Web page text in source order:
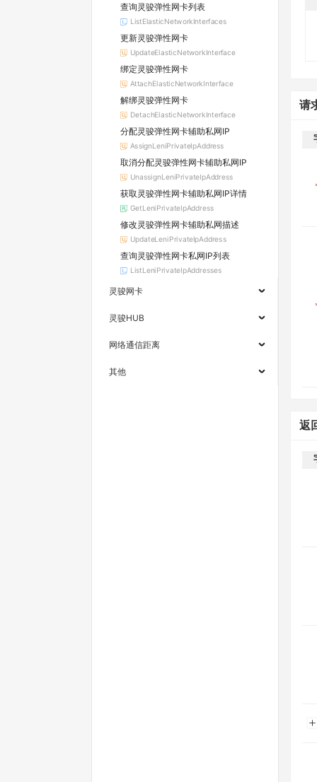
查询灵骏弹性网卡列表
ListElasticNetworkInterfaces
更新灵骏弹性网卡
UpdateElasticNetworkInterface
绑定灵骏弹性网卡
AttachElasticNetworkInterface
解绑灵骏弹性网卡
DetachElasticNetworkInterface
分配灵骏弹性网卡辅助私网IP
AssignLeniPrivateIpAddress
取消分配灵骏弹性网卡辅助私网IP
UnassignLeniPrivateIpAddress
获取灵骏弹性网卡辅助私网IP详情
GetLeniPrivateIpAddress
修改灵骏弹性网卡辅助私网描述
UpdateLeniPrivateIpAddress
查询灵骏弹性网卡私网IP列表
ListLeniPrivateIpAddresses
灵骏网卡
灵骏HUB
网络通信距离
其他
请
返